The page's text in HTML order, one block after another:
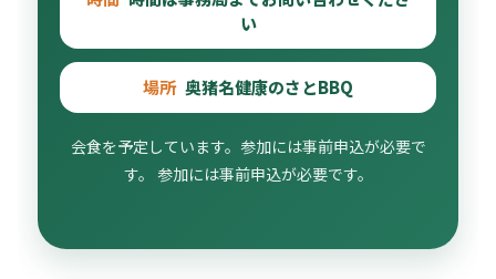
い
場所 奥猪名健康のさとBBQ
会食を予定しています。参加には事前申込が必要で
す。 参加には事前申込が必要です。